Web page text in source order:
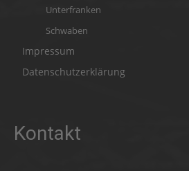
Unterfranken
Schwaben
Impressum
Datenschutzerklärung
Kontakt